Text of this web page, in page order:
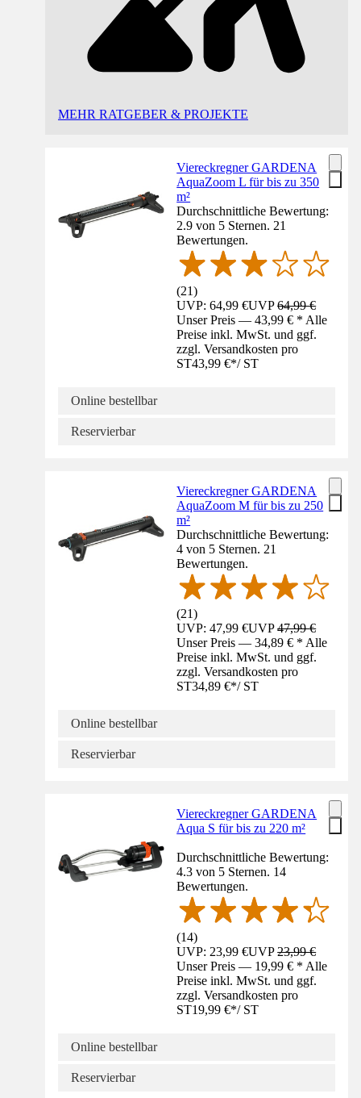
MEHR RATGEBER & PROJEKTE
Viereckregner GARDENA
AquaZoom L für bis zu 350
m²
Durchschnittliche Bewertung:
2.9 von 5 Sternen. 21
Bewertungen.
(21)
UVP: 64,99 €UVP64,99 €
Unser Preis — 43,99 € * Alle
Preise inkl. MwSt. und ggf.
zzgl. Versandkosten pro
ST43,99 €*/ ST
Online bestellbar
Reservierbar
Viereckregner GARDENA
AquaZoom M für bis zu 250
m²
Durchschnittliche Bewertung:
4 von 5 Sternen. 21
Bewertungen.
(21)
UVP: 47,99 €UVP47,99 €
Unser Preis — 34,89 € * Alle
Preise inkl. MwSt. und ggf.
zzgl. Versandkosten pro
ST34,89 €*/ ST
Online bestellbar
Reservierbar
Viereckregner GARDENA
Aqua S für bis zu 220 m²
Durchschnittliche Bewertung:
4.3 von 5 Sternen. 14
Bewertungen.
(14)
UVP: 23,99 €UVP23,99 €
Unser Preis — 19,99 € * Alle
Preise inkl. MwSt. und ggf.
zzgl. Versandkosten pro
ST19,99 €*/ ST
Online bestellbar
Reservierbar